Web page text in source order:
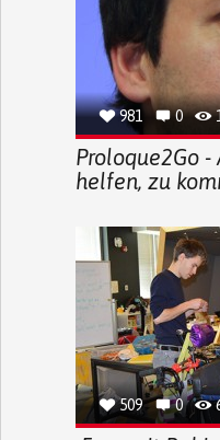
981 0
Proloque2Go
helfen, zu
509 0